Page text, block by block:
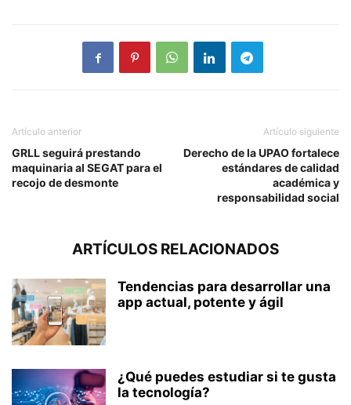
Artículo anterior
GRLL seguirá prestando
maquinaria al SEGAT para el
recojo de desmonte
Artículo siguiente
Derecho de la UPAO fortalece
estándares de calidad
académica y
responsabilidad social
ARTÍCULOS RELACIONADOS
Tendencias para desarrollar una
app actual, potente y ágil
¿Qué puedes estudiar si te gusta
la tecnología?